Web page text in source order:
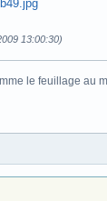
13:00:30)
le feuillage au